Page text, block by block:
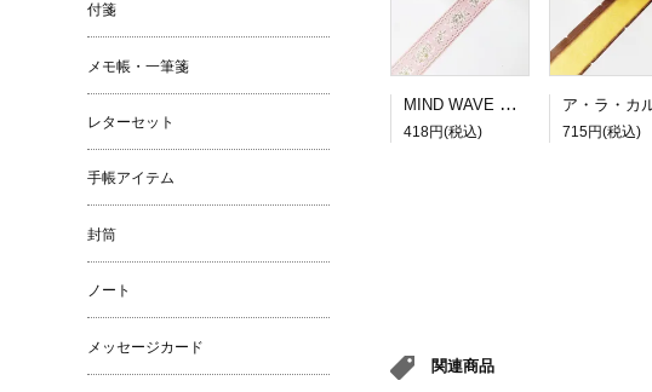
MIND WAVE SUGARIA tape Classy 30mm幅３
418円(税込) 715円(税込)
関連商品
付箋
メモ帳・一筆箋
レターセット
手帳アイテム
封筒
ノート
メッセージカード